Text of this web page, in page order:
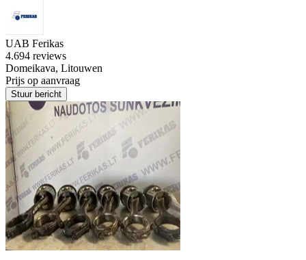
UAB Ferikas
4.694 reviews
Domeikava, Litouwen
Prijs op aanvraag
Stuur bericht